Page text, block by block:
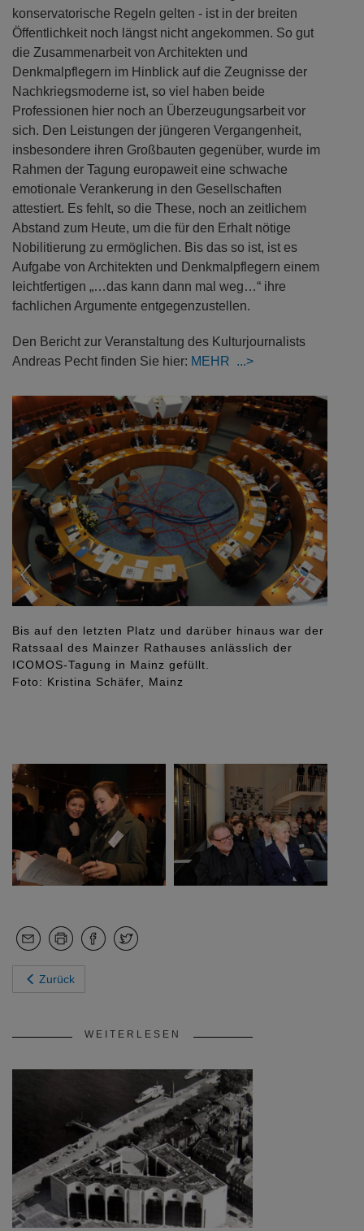
konservatorische Regeln gelten - ist in der breiten
Öffentlichkeit noch längst nicht angekommen. So gut
die Zusammenarbeit von Architekten und
Denkmalpflegern im Hinblick auf die Zeugnisse der
Nachkriegsmoderne ist, so viel haben beide
Professionen hier noch an Überzeugungsarbeit vor
sich. Den Leistungen der jüngeren Vergangenheit,
insbesondere ihren Großbauten gegenüber, wurde im
Rahmen der Tagung europaweit eine schwache
emotionale Verankerung in den Gesellschaften
attestiert. Es fehlt, so die These, noch an zeitlichem
Abstand zum Heute, um die für den Erhalt nötige
Nobilitierung zu ermöglichen. Bis das so ist, ist es
Aufgabe von Architekten und Denkmalpflegern einem
leichtfertigen „…das kann dann mal weg…“ ihre
fachlichen Argumente entgegenzustellen.
Den Bericht zur Veranstaltung des Kulturjournalists
Andreas Pecht finden Sie hier: MEHR
Bis auf den letzten Platz und darüber hinaus war der
Ratssaal des Mainzer Rathauses anlässlich der
ICOMOS-Tagung in Mainz gefüllt.
Foto: Kristina Schäfer, Mainz
Previous Next
Zurück
WEITERLESEN